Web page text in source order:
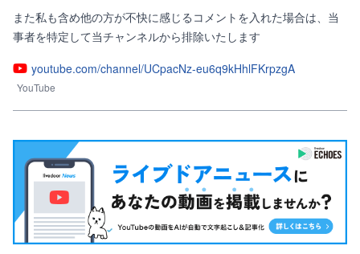
また私も含め他の方が不快に感じるコメントを入れた場合は、当
事者を特定して当チャンネルから排除いたします
youtube.com/channel/UCpacNz-eu6q9kHhlFKrpzgA
YouTube